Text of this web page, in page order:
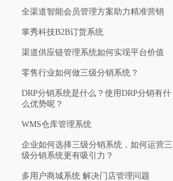
全渠道智能会员管理方案助力精准营销
掌秀科技B2B订货系统
渠道供应链管理系统如何实现平台价值
零售行业如何做三级分销系统？
DRP分销系统是什么？使用DRP分销有什
么优势呢？
WMS仓库管理系统
企业如何选择三级分销系统，如何运营三
级分销系统更有吸引力？
多用户商城系统 解决门店管理问题